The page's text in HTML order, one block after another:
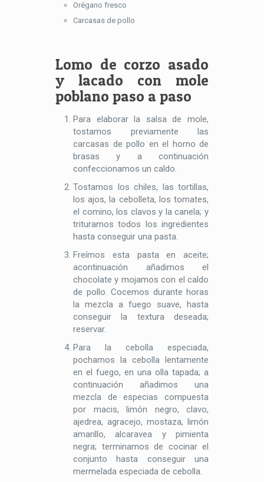
Orégano fresco
Carcasas de pollo
Lomo de corzo asado
y lacado con mole
poblano paso a paso
Para elaborar la salsa de mole,
tostamos previamente las
carcasas de pollo en el horno de
brasas y a continuación
confeccionamos un caldo.
Tostamos los chiles, las tortillas,
los ajos, la cebolleta, los tomates,
el comino, los clavos y la canela; y
trituramos todos los ingredientes
hasta conseguir una pasta.
Freímos esta pasta en aceite;
acontinuación añadimos el
chocolate y mojamos con el caldo
de pollo. Cocemos durante horas
la mezcla a fuego suave, hasta
conseguir la textura deseada;
reservar.
Para la cebolla especiada,
pochamos la cebolla lentamente
en el fuego, en una olla tapada; a
continuación añadimos una
mezcla de especias compuesta
por macis, limón negro, clavo,
ajedrea, agracejo, mostaza, limón
amarillo, alcaravea y pimienta
negra; terminamos de cocinar el
conjunto hasta conseguir una
mermelada especiada de cebolla.